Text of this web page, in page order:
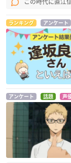
ランキング アンケート
アンケート 話題 声